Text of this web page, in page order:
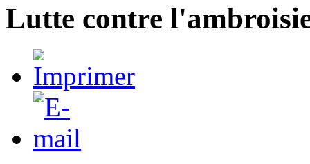
Lutte contre